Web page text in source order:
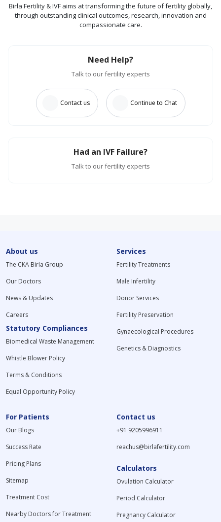
Birla Fertility & IVF aims at transforming the future of fertility globally,
through outstanding clinical outcomes, research, innovation and
compassionate care.
Need Help?
Talk to our fertility experts
Contact us Continue to Chat
Had an IVF Failure?
Talk to our fertility experts
About us
The CKA Birla Group
Our Doctors
News & Updates
Careers
Statutory Compliances
Biomedical Waste Management
Whistle Blower Policy
Terms & Conditions
Equal Opportunity Policy
Services
Fertility Treatments
Male Infertility
Donor Services
Fertility Preservation
Gynaecological Procedures
Genetics & Diagnostics
For Patients
Our Blogs
Success Rate
Pricing Plans
Sitemap
Treatment Cost
Nearby Doctors for Treatment
Contact us
+91 9205996911
reachus@birlafertility.com
Calculators
Ovulation Calculator
Period Calculator
Pregnancy Calculator